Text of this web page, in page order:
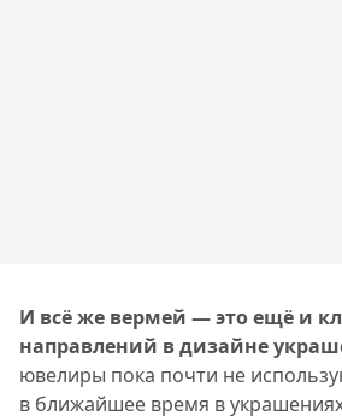
И всё же вермей — это ещё и
направлений в дизайне
ювелиры пока почти не
в ближайшее время в